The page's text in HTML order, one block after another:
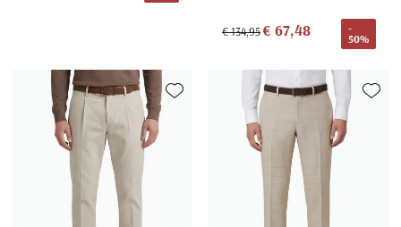
€ 134,95€ 67,48
-
50%
Toevoegen aan favorieten